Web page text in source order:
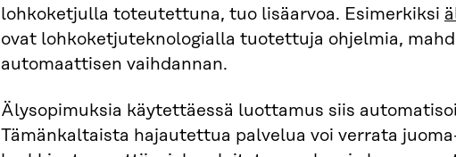
lohkoketjulla toteutettuna, tuo lisäarvoa. Esimerkiksi
ovat lohkoketjuteknologialla tuotettuja ohjelmia,
automaattisen vaihdannan.
Älysopimuksia käytettäessä luottamus siis
Tämänkaltaista hajautettua palvelua voi verrata